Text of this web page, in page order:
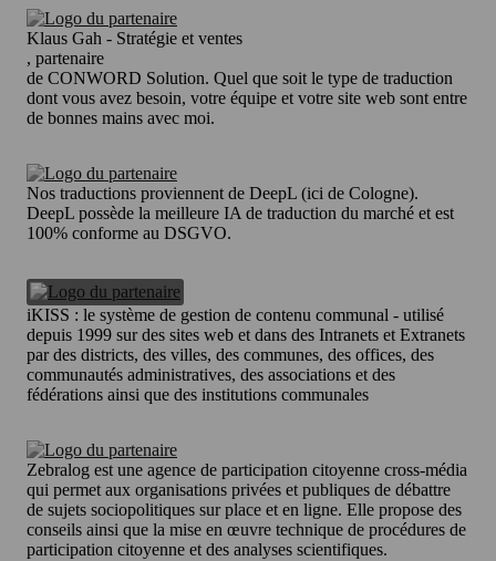
Klaus Gah - Stratégie et ventes
, partenaire
de CONWORD Solution. Quel que soit le type de traduction
dont vous avez besoin, votre équipe et votre site web sont entre
de bonnes mains avec moi.
Nos traductions proviennent de DeepL (ici de Cologne).
DeepL possède la meilleure IA de traduction du marché et est
100% conforme au DSGVO.
iKISS : le système de gestion de contenu communal - utilisé
depuis 1999 sur des sites web et dans des Intranets et Extranets
par des districts, des villes, des communes, des offices, des
communautés administratives, des associations et des
fédérations ainsi que des institutions communales
Zebralog est une agence de participation citoyenne cross-média
qui permet aux organisations privées et publiques de débattre
de sujets sociopolitiques sur place et en ligne. Elle propose des
conseils ainsi que la mise en œuvre technique de procédures de
participation citoyenne et des analyses scientifiques.